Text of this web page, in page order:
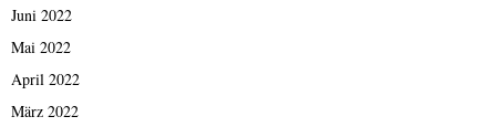
Juni 2022
Mai 2022
April 2022
März 2022